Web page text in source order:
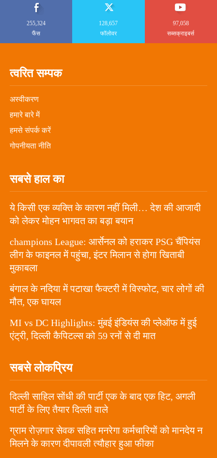
255,324
फैंस
128,657
फॉलोवर
97,058
सब्सक्राइबर्स
त्वरित सम्पक
अस्वीकरण
हमारे बारे में
हमसे संपर्क करें
गोपनीयता नीति
सबसे हाल का
ये किसी एक व्यक्ति के कारण नहीं मिली… देश की आजादी
को लेकर मोहन भागवत का बड़ा बयान
champions League: आर्सेनल को हराकर PSG चैंपियंस
लीग के फाइनल में पहुंचा, इंटर मिलान से होगा खिताबी
मुकाबला
बंगाल के नदिया में पटाखा फैक्टरी में विस्फोट, चार लोगों की
मौत, एक घायल
MI vs DC Highlights: मुंबई इंडियंस की प्लेऑफ में हुई
एंट्री, दिल्ली कैपिटल्स को 59 रनों से दी मात
सबसे लोकप्रिय
दिल्ली साहिल सोंधी की पार्टी एक के बाद एक हिट, अगली
पार्टी के लिए तैयार दिल्ली वाले
ग्राम रोज़गार सेवक सहित मनरेगा कर्मचारियों को मानदेय न
मिलने के कारण दीपावली त्यौहार हुआ फीका